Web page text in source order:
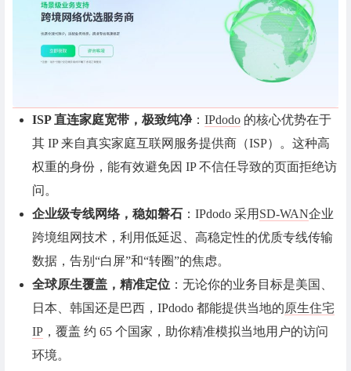
ISP 直连家庭宽带，极致纯净 ：IPdodo 的核心优势在于
其 IP 来自真实家庭互联网服务提供商（ISP）。这种高
权重的身份，能有效避免因 IP 不信任导致的页面拒绝访
问。
企业级专线网络，稳如磐石 ：IPdodo 采用 SD-WAN企业
跨境组网技术，利用低延迟、高稳定性的优质专线传输
数据，告别“白屏”和“转圈”的焦虑。
全球原生覆盖，精准定位 ：无论你的业务目标是美国、
日本、韩国还是巴西，IPdodo 都能提供当地的原生住宅
IP ，覆盖 约 65 个国家，助你精准模拟当地用户的访问
环境。